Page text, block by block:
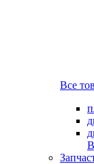
Все